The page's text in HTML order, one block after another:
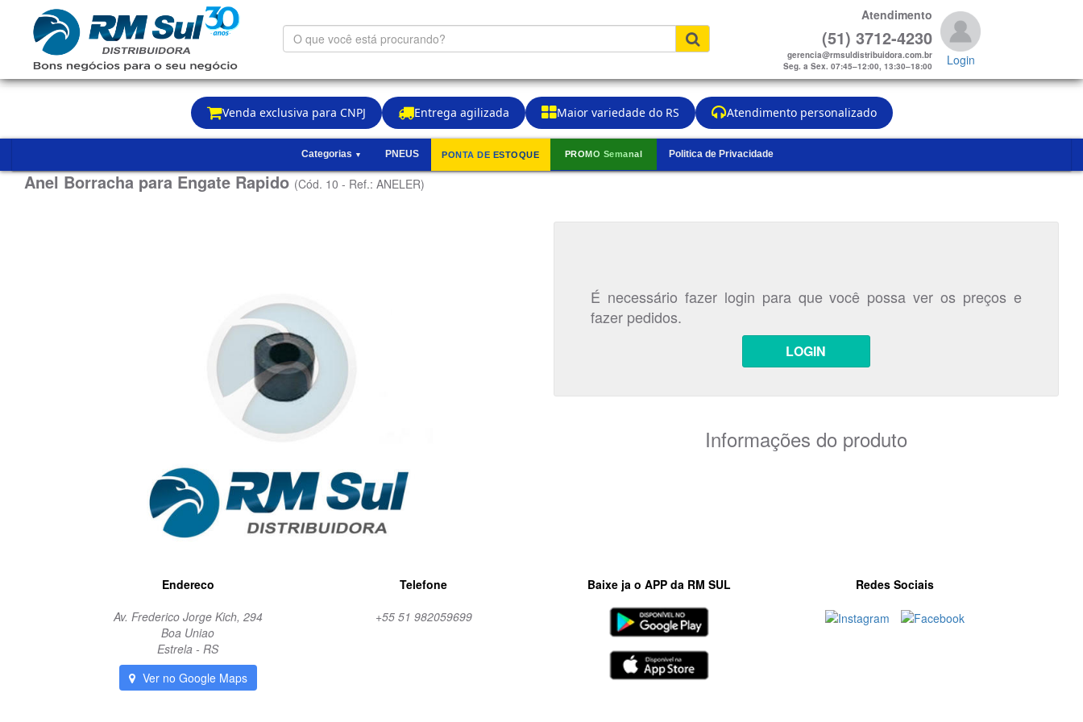
Venda exclusiva para CNPJ Entrega agilizada Maior variedade do RS Atendimento personalizado
O
que
está
procurando?
Atendimento
(51) 3712-4230
gerencia@rmsuldistribuidora.com.br
Seg. a Sex. 07:45–12:00, 13:30–18:00
Login
Categorias ▼ PNEUS PONTA DE ESTOQUE PROMO Semanal Politica de Privacidade
Anel Borracha para Engate Rapido(Cód. 10 - Ref.: ANELER)
É necessário fazer login para que você possa ver os preços e
fazer pedidos.
LOGIN
Informações do produto
Endereco
Av. Frederico Jorge Kich, 294
Boa Uniao
Estrela - RS
Ver no Google Maps
Telefone
+55 51 982059699
Baixe ja o APP da RM SUL Redes Sociais